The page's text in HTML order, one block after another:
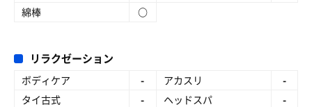
綿棒
○
リラクゼーション
ボディケア - アカスリ
-
タイ古式
- ヘッドスパ -